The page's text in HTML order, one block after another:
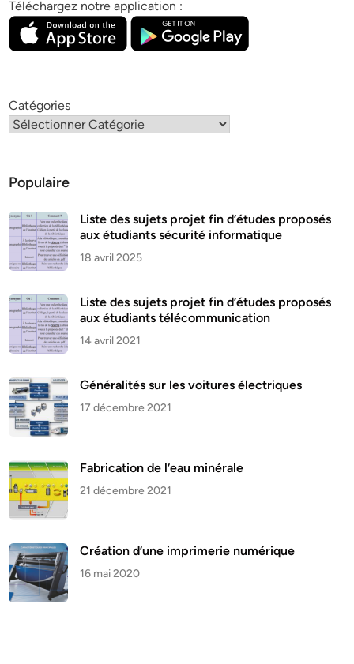
Téléchargez notre application :
Catégories
Populaire
Liste des sujets projet fin d’études proposés
aux étudiants sécurité informatique
18 avril 2025
Liste des sujets projet fin d’études proposés
aux étudiants télécommunication
14 avril 2021
Généralités sur les voitures électriques
17 décembre 2021
Fabrication de l’eau minérale
21 décembre 2021
Création d’une imprimerie numérique
16 mai 2020